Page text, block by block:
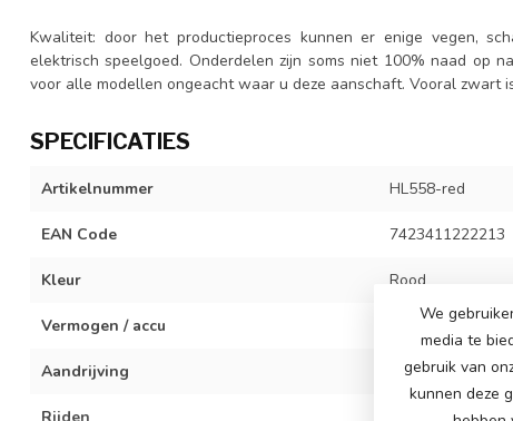
Kwaliteit: door het productieproces kunnen er enige vegen,
elektrisch speelgoed. Onderdelen zijn soms niet 100% naad op
voor alle modellen ongeacht waar u deze aanschaft. Vooral zwart
SPECIFICATIES
Artikelnummer HL558-red
EAN Code 7423411222213
Kleur Rood
Vermogen / accu 12 volt7Ah accu
Aandrijving 2x 12 volt
We
media te
gebruik van
kunnen deze